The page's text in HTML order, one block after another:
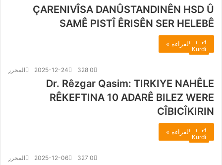
ÇARENIVÎSA DANÛSTANDINÊN HSD Û
SAMÊ PISTÎ ÊRISÊN SER HELEBÊ
أكمل القراءة »
Kurdî
المحرر 2025-12-24 0
Dr. Rêzgar Qasim: TIRKIYE NAHÊLE
RÊKEFTINA 10 ADARÊ BILEZ WERE
CÎBICÎKIRIN
أكمل القراءة »
Kurdî
المحرر 2025-12-06 0